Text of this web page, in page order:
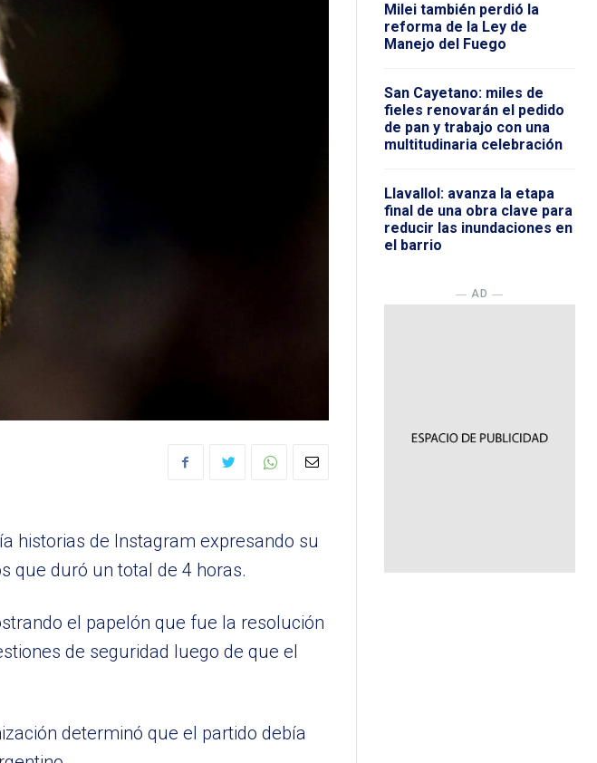
historias de Instagram expresando su
que duró un total de 4 horas.
el papelón que fue la resolución
de seguridad luego de que el
determinó que el partido debía
Milei también perdió la
reforma de la Ley de
Manejo del Fuego
San Cayetano: miles de
fieles renovarán el pedido
de pan y trabajo con una
multitudinaria celebración
Llavallol: avanza la etapa
final de una obra clave para
reducir las inundaciones en
el barrio
― AD ―